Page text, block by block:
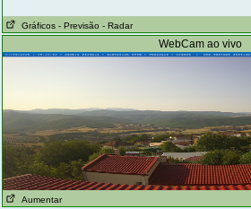
Gráficos - Previsão - Radar
WebCam ao vivo
Aumentar